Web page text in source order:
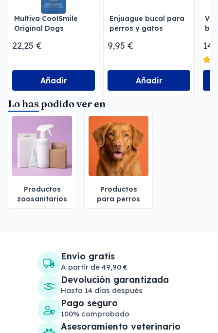
Multiva CoolSmile
Original Dogs
22,25 €
Añadir
Enjuague bucal para
perros y gatos
9,95 €
Añadir
Lo has podido ver en
Productos
zoosanitarios
Productos
para perros
Envío gratis
A partir de 49,90 €
Devolución garantizada
Hasta 14 días después
Pago seguro
100% comprobado
Asesoramiento veterinario